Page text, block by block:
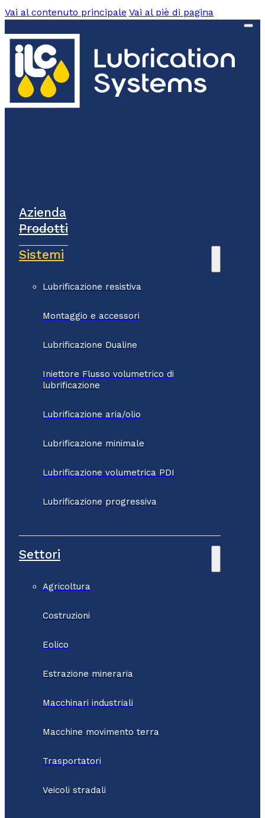
Vai al contenuto principale Vai al piè di pagina
Azienda
Prodotti
Sistemi
Lubrificazione resistiva
Montaggio e accessori
Lubrificazione Dualine
Iniettore Flusso volumetrico di
lubrificazione
Lubrificazione aria/olio
Lubrificazione minimale
Lubrificazione volumetrica PDI
Lubrificazione progressiva
Settori
Agricoltura
Costruzioni
Eolico
Estrazione mineraria
Macchinari industriali
Macchine movimento terra
Trasportatori
Veicoli stradali